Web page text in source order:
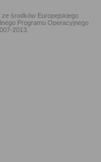
ze środków Europejskiego
Programu Operacyjnego
2013.